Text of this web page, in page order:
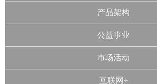
产品架构
公益事业
市场活动
互联网+